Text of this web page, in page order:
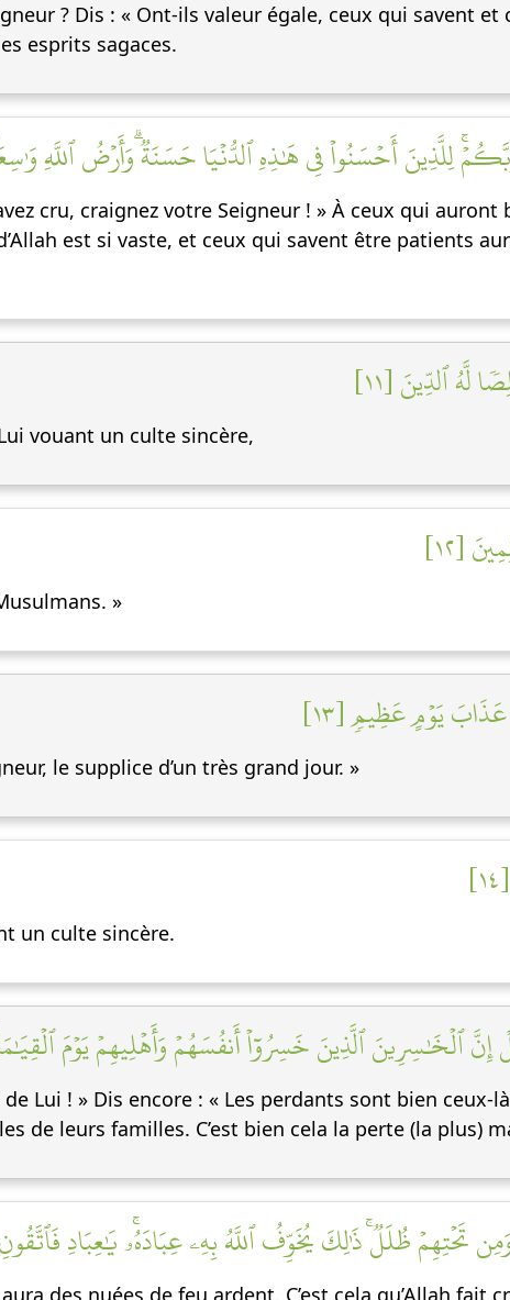
? Dis : « Ont-ils valeur égale, ceux qui savent et
esprits sagaces.
لِلَّذِينَ أَحۡسَنُواْ فِي هَٰذِهِ ٱلدُّنۡيَا حَسَنَةٞۗ وَأَرۡضُ ٱللَّهِ
cru, craignez votre Seigneur ! » À ceux qui
est si vaste, et ceux qui savent être patients
لَّهُ ٱلدِّينَ [١١]
vouant un culte sincère,
[١٢]
»
يَوۡمٍ عَظِيمٖ [١٣]
le supplice d’un très grand jour. »
un culte sincère.
ٱلۡخَٰسِرِينَ ٱلَّذِينَ خَسِرُوٓاْ أَنفُسَهُمۡ وَأَهۡلِيهِمۡ يَوۡمَ
Lui ! » Dis encore : « Les perdants sont bien ceux-
de leurs familles. C’est bien cela la perte (la plus)
تَحۡتِهِمۡ ظُلَلٞۚ ذَٰلِكَ يُخَوِّفُ ٱللَّهُ بِهِۦ عِبَادَهُۥۚ يَٰعِبَادِ فَٱتَّقُونِ
des nuées de feu ardent. C’est cela qu’Allah fait